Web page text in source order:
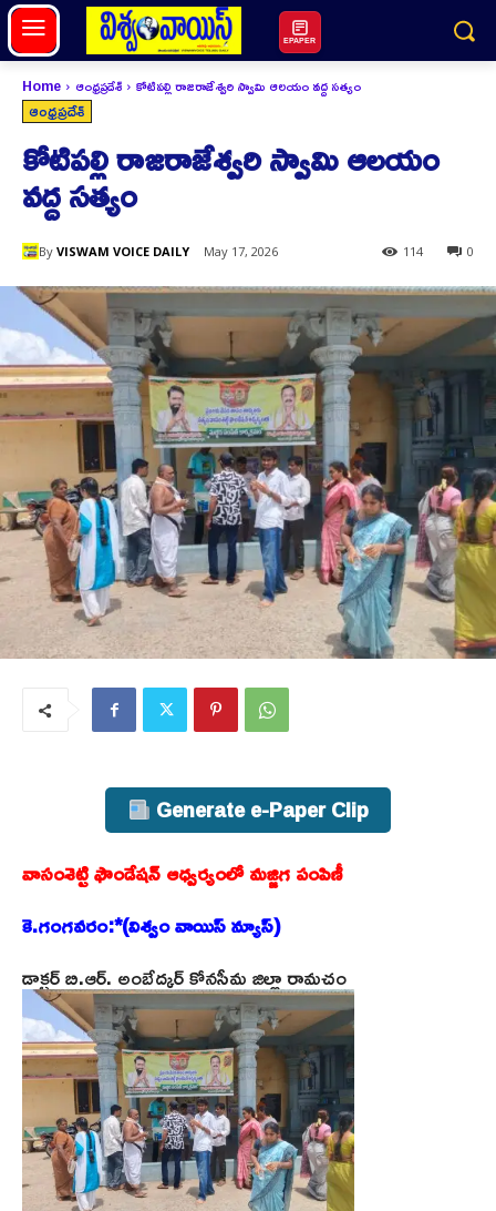
EPAPER
Home ఆంధ్రప్రదేశ్ కోటిపల్లి రాజరాజేశ్వరి స్వామి ఆలయం వద్ద సత్యం
ఆంధ్రప్రదేశ్
కోటిపల్లి రాజరాజేశ్వరి స్వామి ఆలయం
వద్ద సత్యం
By VISWAM VOICE DAILY May 17, 2026 0
114
Generate e-Paper Clip
వాసంశెట్టి ఫౌండేషన్ ఆధ్వర్యంలో మజ్జిగ పంపిణీ
కె.గంగవరం:*(విశ్వం వాయిస్ న్యూస్)
డాక్టర్ బి.ఆర్. అంబేద్కర్ కోనసీమ జిల్లా రామచం